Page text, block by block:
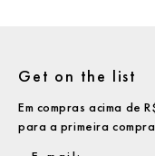
Get on the list
Em compras acima de
para a primeira